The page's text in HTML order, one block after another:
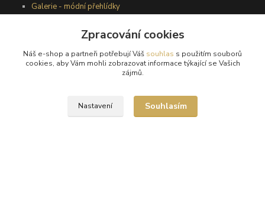
Galerie - módní přehlídky
Podmínky užití webového rozhraní
Obchodní podmínky
Zpracování cookies
Náš e-shop a partneři potřebují Váš souhlas s použitím souborů
cookies, aby Vám mohli zobrazovat informace týkající se Vašich
zájmů.
Nastavení Souhlasím